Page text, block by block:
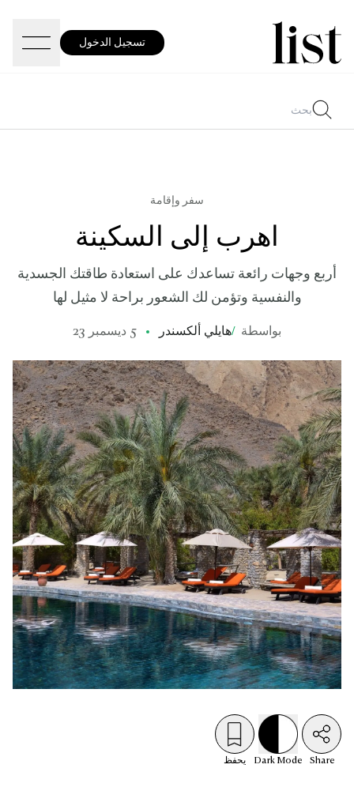
تسجيل الدخول
سفر وإقامة
اهرب إلى السكينة
أربع وجهات رائعة تساعدك على استعادة طاقتك الجسدية
والنفسية وتؤمن لك الشعور براحة لا مثيل لها
بواسطة /هايلي ألكسندر 5 ديسمبر 23
Share
Dark Mode يحفظ